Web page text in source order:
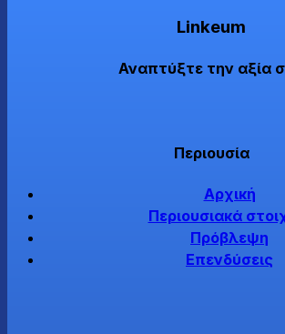
Linkeum
Αναπτύξτε την αξία
Περιουσία
Αρχική
Περιουσιακά
Πρόβλεψη
Επενδύσεις